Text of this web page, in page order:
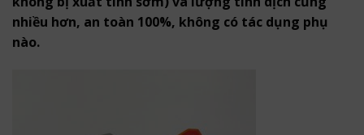
nhiều hơn, an toàn 100%, không có tác dụng phụ
nào.